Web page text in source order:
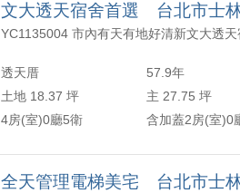
文大透天宿舍首選 台北市士
YC1135004 市內有天有地好清新文大透
透天厝 57.9年
土地 18.37 坪
主 27.75 坪
4房(室)0廳5衛
含加蓋2房(室)0
全天管理電梯美宅 台北市士